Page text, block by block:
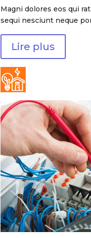
Magni dolores eos qui
sequi nesciunt neque
Lire plus